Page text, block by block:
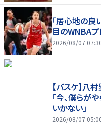
「居心地の
目のWNBA
2026/08/07
【バスケ】八
「今、僕らが
いかない」
2026/08/07